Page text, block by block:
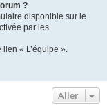
?
disponible sur le
par les
« L’équipe ».
Aller